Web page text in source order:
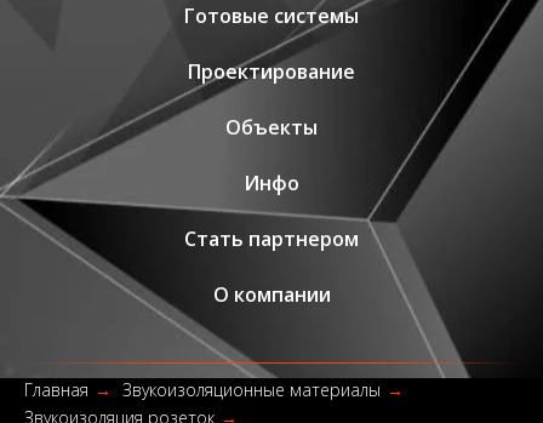
Готовые системы
Проектирование
Объекты
Инфо
Стать партнером
О компании
Главная → Звукоизоляционные материалы →
Звукоизоляция розеток →